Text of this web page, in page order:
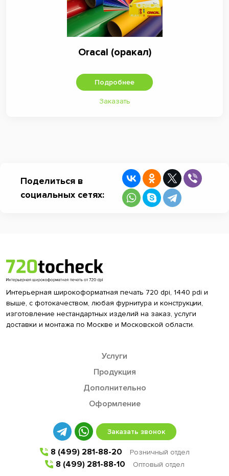
Oracal (оракал)
Подробнее
Заказать
Поделиться в
социальных сетях:
Интерьерная широкоформатная печать 720 dpi, 1440 pdi и
выше, с фотокачеством, любая фурнитура и конструкции,
изготовление нестандартных изделий на заказ, услуги
доставки и монтажа по Москве и Московской области.
Услуги
Продукция
Дополнительно
Оформление
Заказать звонок
8 (499) 281-88-20 Розничный отдел
8 (499) 281-88-10 Оптовый отдел